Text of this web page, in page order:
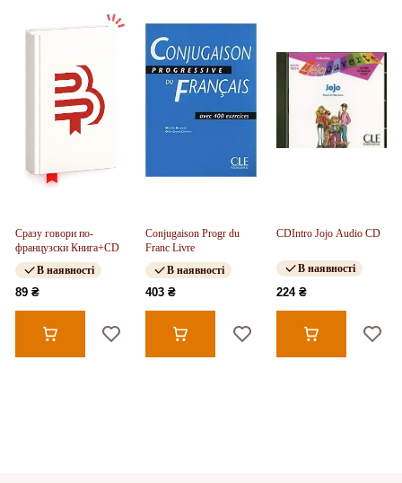
Сразу говори по-
французски Книга+CD
В наявності
89 ₴
Conjugaison Progr du
Franc Livre
В наявності
403 ₴
CDIntro Jojo Audio CD
В наявності
224 ₴